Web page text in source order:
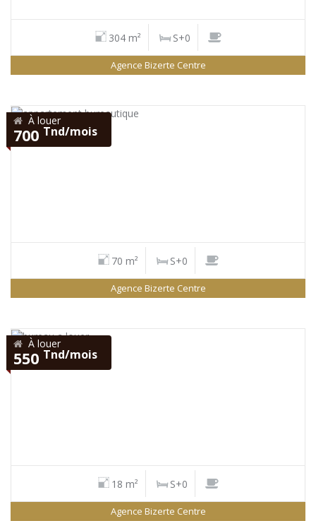
304 m² S+0
Agence Bizerte Centre
À louer
700 Tnd/mois
70 m² S+0
Agence Bizerte Centre
À louer
550 Tnd/mois
18 m² S+0
Agence Bizerte Centre